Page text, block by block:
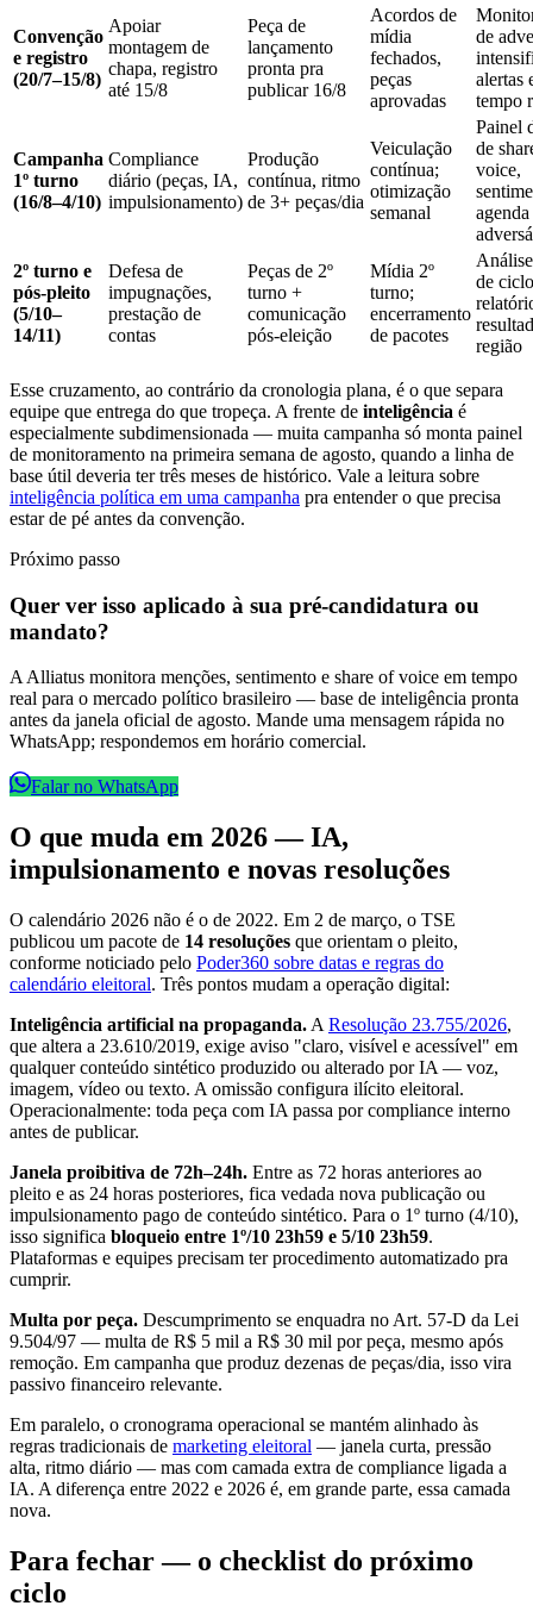
Convenção
e registro
(20/7–15/8)
Apoiar
montagem de
chapa, registro
até 15/8
Peça de
lançamento
pronta pra
publicar 16/8
Acordos de
mídia
fechados,
peças
aprovadas
de
alertas
tempo
Campanha
1º turno
(16/8–4/10)
Compliance
diário (peças, IA,
impulsionamento)
Produção
contínua, ritmo
de 3+ peças/dia
Veiculação
contínua;
otimização
semanal
Painel
de
voice,
2º turno e
pós-pleito
(5/10–
14/11)
Defesa de
impugnações,
prestação de
contas
Peças de 2º
turno +
comunicação
pós-eleição
Mídia 2º
turno;
encerramento
de pacotes
de
região
Esse cruzamento, ao contrário da cronologia plana, é o que separa
equipe que entrega do que tropeça. A frente de inteligência é
especialmente subdimensionada — muita campanha só monta painel
de monitoramento na primeira semana de agosto, quando a linha de
base útil deveria ter três meses de histórico. Vale a leitura sobre
inteligência política em uma campanha pra entender o que precisa
estar de pé antes da convenção.
Próximo passo
Quer ver isso aplicado à sua pré-candidatura ou
mandato?
A Alliatus monitora menções, sentimento e share of voice em tempo
real para o mercado político brasileiro — base de inteligência pronta
antes da janela oficial de agosto. Mande uma mensagem rápida no
WhatsApp; respondemos em horário comercial.
Falar no WhatsApp
O que muda em 2026 — IA,
impulsionamento e novas resoluções
O calendário 2026 não é o de 2022. Em 2 de março, o TSE
publicou um pacote de 14 resoluções que orientam o pleito,
conforme noticiado pelo Poder360 sobre datas e regras do
calendário eleitoral. Três pontos mudam a operação digital:
Inteligência artificial na propaganda. A Resolução 23.755/2026,
que altera a 23.610/2019, exige aviso "claro, visível e acessível" em
qualquer conteúdo sintético produzido ou alterado por IA — voz,
imagem, vídeo ou texto. A omissão configura ilícito eleitoral.
Operacionalmente: toda peça com IA passa por compliance interno
antes de publicar.
Janela proibitiva de 72h–24h. Entre as 72 horas anteriores ao
pleito e as 24 horas posteriores, fica vedada nova publicação ou
impulsionamento pago de conteúdo sintético. Para o 1º turno (4/10),
isso significa bloqueio entre 1º/10 23h59 e 5/10 23h59.
Plataformas e equipes precisam ter procedimento automatizado pra
cumprir.
Multa por peça. Descumprimento se enquadra no Art. 57-D da Lei
9.504/97 — multa de R$ 5 mil a R$ 30 mil por peça, mesmo após
remoção. Em campanha que produz dezenas de peças/dia, isso vira
passivo financeiro relevante.
Em paralelo, o cronograma operacional se mantém alinhado às
regras tradicionais de marketing eleitoral — janela curta, pressão
alta, ritmo diário — mas com camada extra de compliance ligada a
IA. A diferença entre 2022 e 2026 é, em grande parte, essa camada
nova.
Para fechar — o checklist do próximo
ciclo